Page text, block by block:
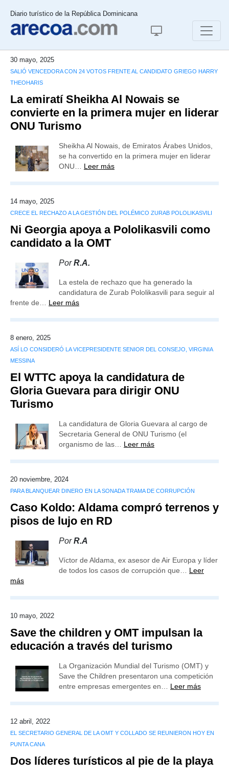
Diario turístico de la República Dominicana
30 mayo, 2025
SALIÓ VENCEDORA CON 24 VOTOS FRENTE AL CANDIDATO GRIEGO HARRY
THEOHARIS
La emiratí Sheikha Al Nowais se
convierte en la primera mujer en liderar
ONU Turismo
Sheikha Al Nowais, de Emiratos Árabes Unidos,
se ha convertido en la primera mujer en liderar
ONU… Leer más
14 mayo, 2025
CRECE EL RECHAZO A LA GESTIÓN DEL POLÉMICO ZURAB POLOLIKASVILI
Ni Georgia apoya a Pololikasvili como
candidato a la OMT
PorR.A.
La estela de rechazo que ha generado la
candidatura de Zurab Pololikasvili para seguir al
frente de… Leer más
8 enero, 2025
ASÍ LO CONSIDERÓ LA VICEPRESIDENTE SENIOR DEL CONSEJO, VIRGINIA
MESSINA
El WTTC apoya la candidatura de
Gloria Guevara para dirigir ONU
Turismo
La candidatura de Gloria Guevara al cargo de
Secretaria General de ONU Turismo (el
organismo de las… Leer más
20 noviembre, 2024
PARA BLANQUEAR DINERO EN LA SONADA TRAMA DE CORRUPCIÓN
Caso Koldo: Aldama compró terrenos y
pisos de lujo en RD
PorR.A
Víctor de Aldama, ex asesor de Air Europa y líder
de todos los casos de corrupción que… Leer
más
10 mayo, 2022
Save the children y OMT impulsan la
educación a través del turismo
La Organización Mundial del Turismo (OMT) y
Save the Children presentaron una competición
entre empresas emergentes en… Leer más
12 abril, 2022
EL SECRETARIO GENERAL DE LA OMT Y COLLADO SE REUNIERON HOY EN
PUNTA CANA
Dos líderes turísticos al pie de la playa